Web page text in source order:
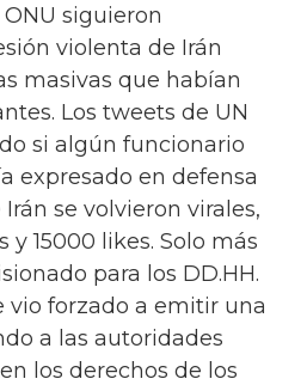
siguieron
violenta de Irán
masivas que habían
Los tweets de UN
si algún funcionario
expresado en defensa
se volvieron virales,
15000 likes. Solo más
para los DD.HH.
vio forzado a emitir una
a las autoridades
los derechos de los